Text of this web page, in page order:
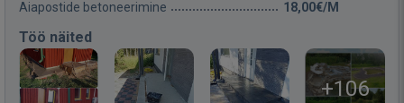
Aiapostide betoneerimine 18,00€/M
Töö näited
+106